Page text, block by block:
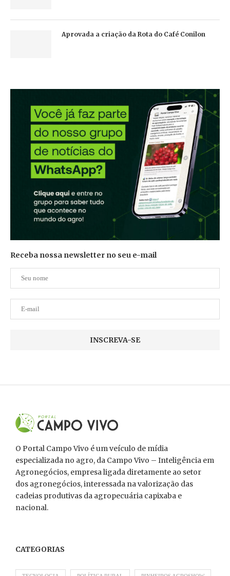
Aprovada a criação da Rota do Café Conilon
Receba nossa newsletter no seu e-mail
O Portal Campo Vivo é um veículo de mídia
especializada no agro, da Campo Vivo – Inteligência em
Agronegócios, empresa ligada diretamente ao setor
dos agronegócios, interessada na valorização das
cadeias produtivas da agropecuária capixaba e
nacional.
CATEGORIAS